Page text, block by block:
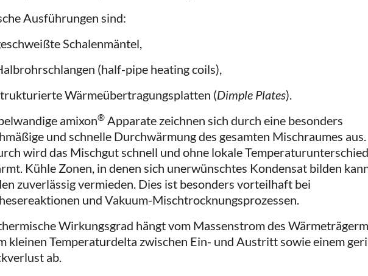
Ausführungen sind:
Schalenmäntel,
(half-pipe heating coils),
Wärmeübertragungsplatten (Dimple Plates).
amixon® Apparate zeichnen sich durch eine besonders
und schnelle Durchwärmung des gesamten Mischraumes aus.
wird das Mischgut schnell und ohne lokale
Kühle Zonen, in denen sich unerwünschtes Kondensat bilden
zuverlässig vermieden. Dies ist besonders vorteilhaft bei
und Vakuum-Mischtrocknungsprozessen.
Wirkungsgrad hängt vom Massenstrom des
kleinen Temperaturdelta zwischen Ein- und Austritt sowie einem
ab.